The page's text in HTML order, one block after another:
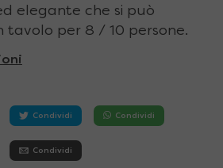
elegante che si può
tavolo per 8 / 10 persone.
Condividi Condividi
Condividi